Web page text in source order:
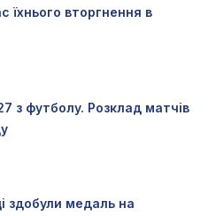
їхнього вторгнення в
з футболу. Розклад матчів
здобули медаль на